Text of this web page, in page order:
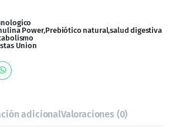
Power,Prebiótico natural,salud digestiva
Union
adicionalValoraciones (0)